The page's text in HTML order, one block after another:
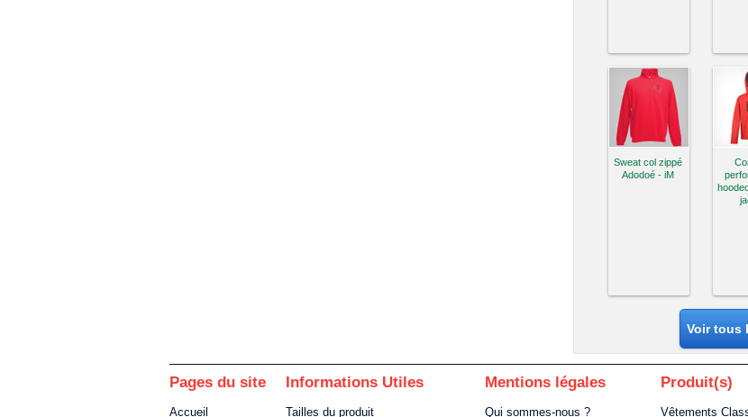
Sweat col zippé
Adodoé - iM
Voir tous
Pages du site
Accueil
Informations Utiles
Tailles du produit
Mentions légales
Qui sommes-nous ?
Produit(s)
Vêtements